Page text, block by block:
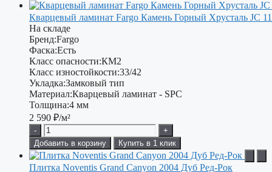
Кварцевый ламинат Fargo Камень Горный Хрусталь JC
На складе
Бренд:Fargo
Фаска:Есть
Класс опасности:КМ2
Класс изностойкости:33/42
Укладка:Замковый тип
Материал:Кварцевый ламинат - SPC
Толщина:4 мм
2 590 ₽/м²
-
+
Добавить в корзину
Купить в 1 клик
Плитка Noventis Grand Canyon 2004 Дуб Ред-Рок